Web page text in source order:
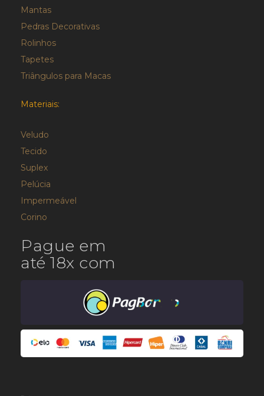
Mantas
Pedras Decorativas
Rolinhos
Tapetes
Triângulos para Macas
Materiais:
Veludo
Tecido
Suplex
Pelúcia
Impermeável
Corino
Pague em
até 18x com